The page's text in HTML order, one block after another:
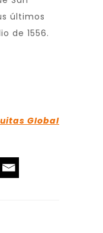
últimos
de 1556.
Global